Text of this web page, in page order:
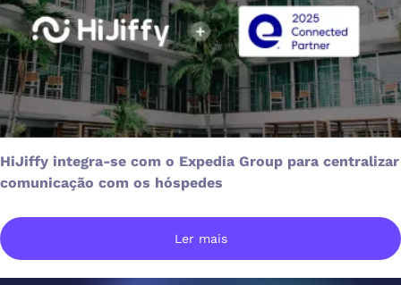
HiJiffy integra-se com o Expedia Group para centralizar
comunicação com os hóspedes
Ler mais